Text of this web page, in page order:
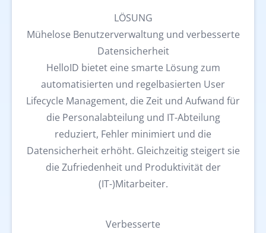
LÖSUNG
Mühelose Benutzerverwaltung und verbesserte
Datensicherheit
HelloID bietet eine smarte Lösung zum
automatisierten und regelbasierten User
Lifecycle Management, die Zeit und Aufwand für
die Personalabteilung und IT-Abteilung
reduziert, Fehler minimiert und die
Datensicherheit erhöht. Gleichzeitig steigert sie
die Zufriedenheit und Produktivität der
(IT-)Mitarbeiter.
Verbesserte